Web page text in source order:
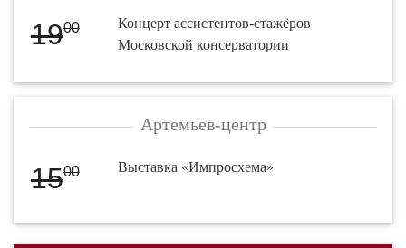
1900
Концерт ассистентов-стажёров
Московской консерватории
Артемьев-центр
1500 Выставка «Импросхема»